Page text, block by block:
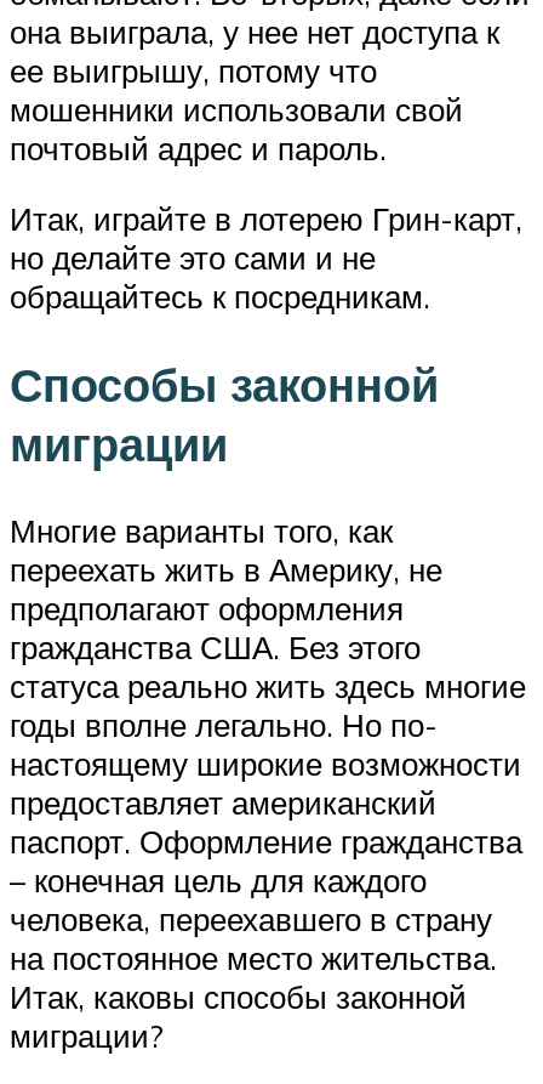
она выиграла, у нее нет доступа к
ее выигрышу, потому что
мошенники использовали свой
почтовый адрес и пароль.
Итак, играйте в лотерею Грин-карт,
но делайте это сами и не
обращайтесь к посредникам.
Способы законной
миграции
Многие варианты того, как
переехать жить в Америку, не
предполагают оформления
гражданства США. Без этого
статуса реально жить здесь многие
годы вполне легально. Но по-
настоящему широкие возможности
предоставляет американский
паспорт. Оформление гражданства
– конечная цель для каждого
человека, переехавшего в страну
на постоянное место жительства.
Итак, каковы способы законной
миграции?